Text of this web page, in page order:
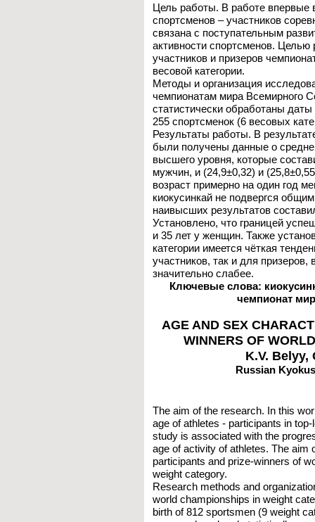
Цель работы. В работе впервые
спортсменов – участников
связана с поступательным
активности спортсменов. Целью
участников и призеров
весовой категории.
Методы и организация
чемпионатам мира Всемирного
статистически обработаны
255 спортсменок (6 весовых
Результаты работы. В
были получены данные о
высшего уровня, которые
мужчин, и (24,9±0,32) и
возраст примерно на один год
киокусинкай не подвергся
наивысших результатов
Установлено, что границей
и 35 лет у женщин. Также
категории имеется чёткая
участников, так и для
значительно слабее.
Ключевые слова:
чемпионат
AGE AND SEX
WINNERS OF
K.V. Belyy,
Russian
The aim of the research. In this
age of athletes - participants in
study is associated with the
age of activity of athletes. The aim
participants and prize-winners of
weight category.
Research methods and
world championships in weight
birth of 812 sportsmen (9 weight